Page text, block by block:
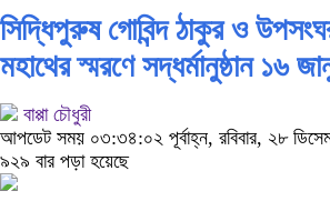
সিদ্ধিপুরুষ গোবিন্দ ঠাকুর ও
মহাথের স্মরণে সদ্ধর্মানুষ্ঠান ১৬
বাপ্পা চৌধুরী
আপডেট সময় ০৩:৩৪:০২ পূর্বাহ্ন, রবিবার, ২৮
৯২৯ বার পড়া হয়েছে